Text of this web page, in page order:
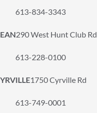
613-834-3343
290 West Hunt Club Rd
613-228-0100
1750 Cyrville Rd
613-749-0001